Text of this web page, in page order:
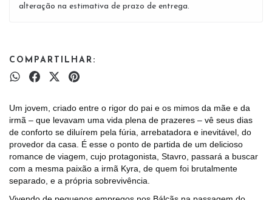
alteração na estimativa de prazo de entrega.
COMPARTILHAR:
Um jovem, criado entre o rigor do pai e os mimos da mãe e da
irmã – que levavam uma vida plena de prazeres – vê seus dias
de conforto se diluírem pela fúria, arrebatadora e inevitável, do
provedor da casa. É esse o ponto de partida de um delicioso
romance de viagem, cujo protagonista, Stavro, passará a buscar
com a mesma paixão a irmã Kyra, de quem foi brutalmente
separado, e a própria sobrevivência.